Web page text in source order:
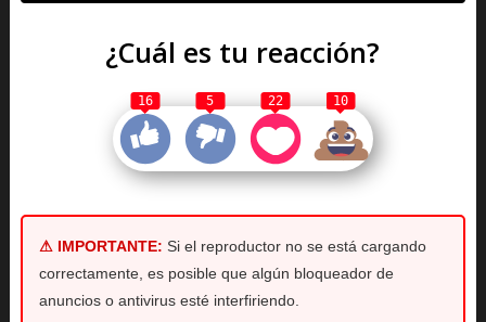
¿Cuál es tu reacción?
16 5 22 10
⚠ IMPORTANTE: Si el reproductor no se está cargando
correctamente, es posible que algún bloqueador de
anuncios o antivirus esté interfiriendo.